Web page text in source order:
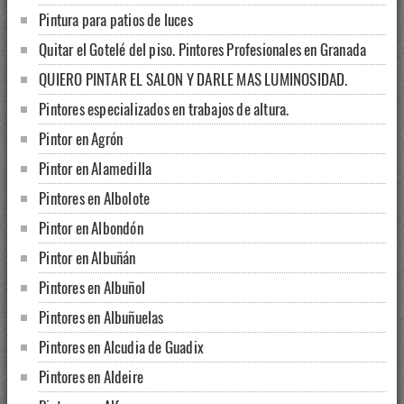
Pintura para patios de luces
Quitar el Gotelé del piso. Pintores Profesionales en Granada
QUIERO PINTAR EL SALON Y DARLE MAS LUMINOSIDAD.
Pintores especializados en trabajos de altura.
Pintor en Agrón
Pintor en Alamedilla
Pintores en Albolote
Pintor en Albondón
Pintor en Albuñán
Pintores en Albuñol
Pintores en Albuñuelas
Pintores en Alcudia de Guadix
Pintores en Aldeire